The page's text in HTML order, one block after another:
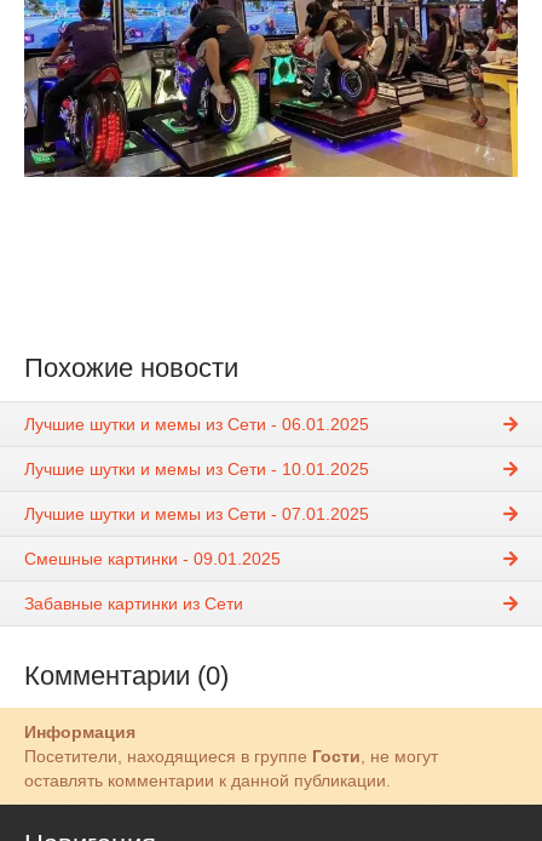
Похожие новости
Лучшие шутки и мемы из Сети - 06.01.2025
Лучшие шутки и мемы из Сети - 10.01.2025
Лучшие шутки и мемы из Сети - 07.01.2025
Смешные картинки - 09.01.2025
Забавные картинки из Сети
Комментарии (0)
Информация
Посетители, находящиеся в группе Гости , не могут
оставлять комментарии к данной публикации.